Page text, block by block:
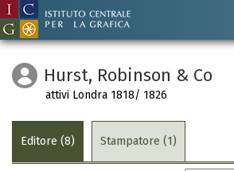
Hurst, Robinson & Co
attivi Londra 1818/ 1826
Editore (8) Stampatore (1)